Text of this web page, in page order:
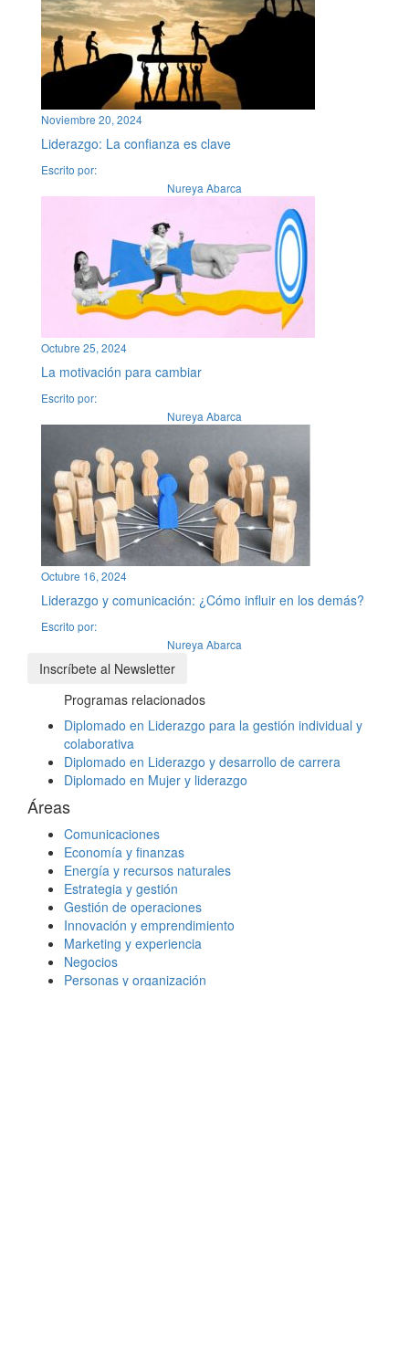
Noviembre 20, 2024
Liderazgo: La confianza es clave
Escrito por:
Nureya Abarca
Octubre 25, 2024
La motivación para cambiar
Escrito por:
Nureya Abarca
Octubre 16, 2024
Liderazgo y comunicación: ¿Cómo influir en los demás?
Escrito por:
Nureya Abarca
Inscríbete al Newsletter
Programas relacionados
Diplomado en Liderazgo para la gestión individual y
colaborativa
Diplomado en Liderazgo y desarrollo de carrera
Diplomado en Mujer y liderazgo
Áreas
Comunicaciones
Economía y finanzas
Energía y recursos naturales
Estrategia y gestión
Gestión de operaciones
Innovación y emprendimiento
Marketing y experiencia
Negocios
Personas y organización